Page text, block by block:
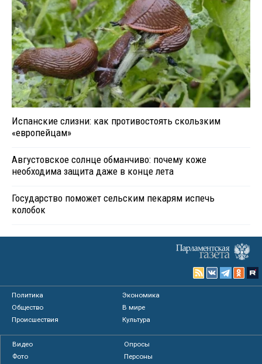
Испанские слизни: как противостоять скользким
«европейцам»
Августовское солнце обманчиво: почему коже
необходима защита даже в конце лета
Государство поможет сельским пекарям испечь
колобок
Политика
Экономика
Общество
В мире
Происшествия
Культура
Видео
Опросы
Фото
Персоны